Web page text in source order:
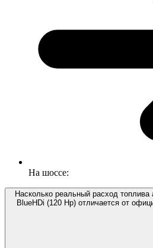
На шоссе:
Насколько реальный расход
BlueHDi (120 Hp) отличается от